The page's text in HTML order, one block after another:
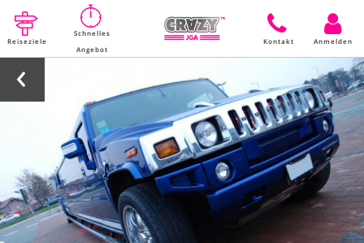
Reiseziele
Schnelles
Angebot
Kontakt Anmelden